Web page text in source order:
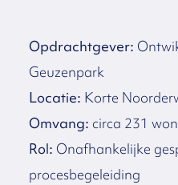
Opdrachtgever:
Geuzenpark
Locatie: Korte
Omvang: circa 231
Rol: Onafhankelijke
procesbegeleiding